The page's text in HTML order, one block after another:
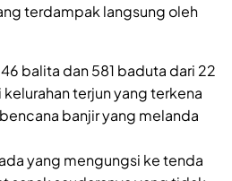
terdampak langsung oleh
balita dan 581 baduta dari 22
terjun yang terkena
banjir yang melanda
yang mengungsi ke tenda